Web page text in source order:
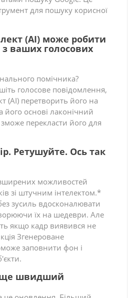
для пошуку корисної
(AI) може робити
з ваших голосових
помічника?
голосове повідомлення,
(AI) перетворить його на
його основі лаконічний
перекласти його для
Ретушуйте. Ось так
можливостей
зі штучним інтелектом.*
зусиль вдосконалювати
їх на шедеври. Але
якщо кадр виявився не
Згенероване
заповнити фон і
швидший